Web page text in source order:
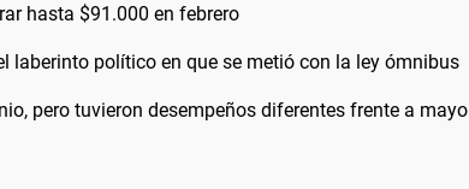
hasta $91.000 en febrero
laberinto político en que se metió con la ley ómnibus
pero tuvieron desempeños diferentes frente a mayo